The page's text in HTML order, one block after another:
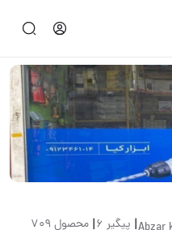
| پیگیر 6 | محصول 709